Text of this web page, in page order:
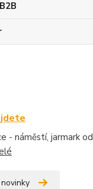
- náměstí, jarmark od